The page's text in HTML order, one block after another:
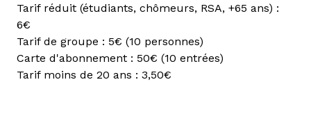
Tarif réduit (étudiants, chômeurs, RSA, +65 ans) :
6€
Tarif de groupe : 5€ (10 personnes)
Carte d'abonnement : 50€ (10 entrées)
Tarif moins de 20 ans : 3,50€